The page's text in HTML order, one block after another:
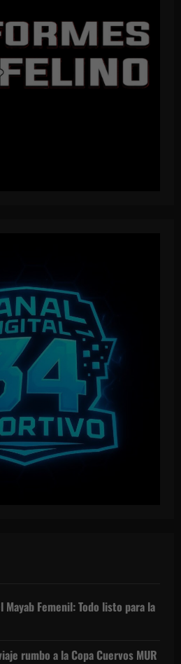
Femenil: Todo listo para la
rumbo a la Copa Cuervos MUR